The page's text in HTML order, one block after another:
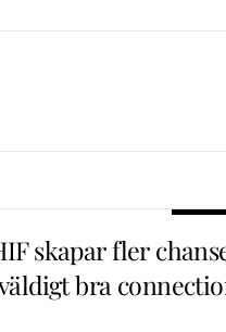
skapar fler
bra